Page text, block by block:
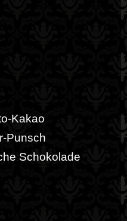
Kakao
Punsch
Schokolade